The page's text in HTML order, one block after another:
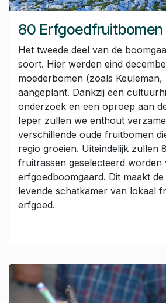
80 Erfgoedfruitbomen
Het tweede deel van de
soort. Hier werden eind
moederbomen (zoals
aangeplant. Dankzij een
onderzoek en een oproep aan
Ieper zullen we enthout
verschillende oude fruitbomen
regio groeien. Uiteindelijk zullen
fruitrassen geselecteerd worden
erfgoedboomgaard. Dit maakt
levende schatkamer van lokaal
erfgoed.